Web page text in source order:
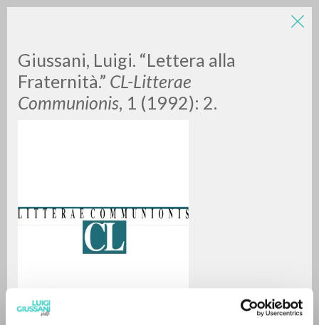
Giussani, Luigi. “Lettera alla
Fraternità.” CL-Litterae
Communionis, 1 (1992): 2.LUIGI
GIUSSANI